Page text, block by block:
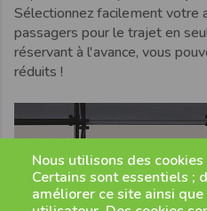
Nous utilisons des
Certains sont essentiels ;
améliorer ce site ainsi
Sélectionnez facilement votre
passagers pour le trajet en
réservant à l'avance, vous
réduits !